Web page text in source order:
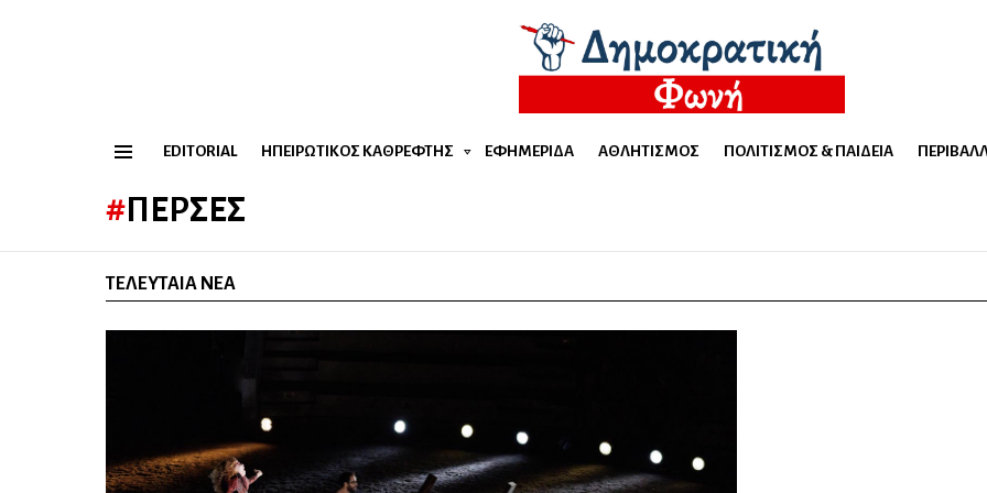
EDITORIAL ΗΠΕΙΡΏΤΙΚΟΣ ΚΑΘΡΈΦΤΗΣ ΕΦΗΜΕΡΊΔΑ ΑΘΛΗΤΙΣΜΌΣ ΠΟΛΙΤΙΣΜΌΣ & ΠΑΙΔΕΊΑ
ΠΈΡΣΕΣ
ΤΕΛΕΥΤΑΊΑ ΝΈΑ